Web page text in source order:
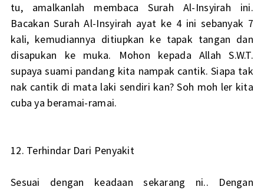
tu, amalkanlah membaca Surah Al-Insyirah ini.
Bacakan Surah Al-Insyirah ayat ke 4 ini sebanyak 7
kali, kemudiannya ditiupkan ke tapak tangan dan
disapukan ke muka. Mohon kepada Allah S.W.T.
supaya suami pandang kita nampak cantik. Siapa tak
nak cantik di mata laki sendiri kan? Soh moh ler kita
cuba ya beramai-ramai.
12. Terhindar Dari Penyakit
Sesuai dengan keadaan sekarang ni.. Dengan